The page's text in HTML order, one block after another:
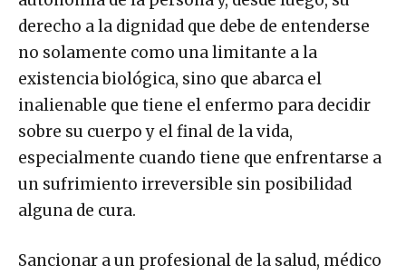
derecho a la dignidad que debe de entenderse
no solamente como una limitante a la
existencia biológica, sino que abarca el
inalienable que tiene el enfermo para decidir
sobre su cuerpo y el final de la vida,
especialmente cuando tiene que enfrentarse a
un sufrimiento irreversible sin posibilidad
alguna de cura.
Sancionar a un profesional de la salud, médico